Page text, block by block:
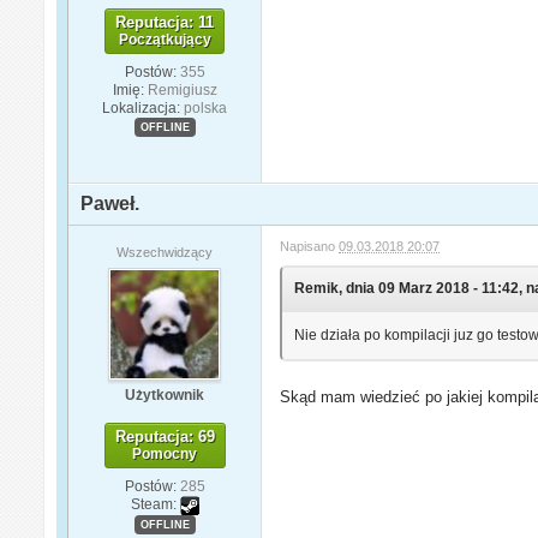
Reputacja: 11
Początkujący
Postów: 355
Imię: Remigiusz
Lokalizacja: polska
OFFLINE
Paweł.
Wszechwidzący
Użytkownik
Reputacja: 69
Pomocny
Postów: 285
Steam:
OFFLINE
Napisano09.03.2018 20:07
Remik, dnia 09 Marz 2018 - 11:42,
Nie działa po kompilacji juz go
Skąd mam wiedzieć po jakiej